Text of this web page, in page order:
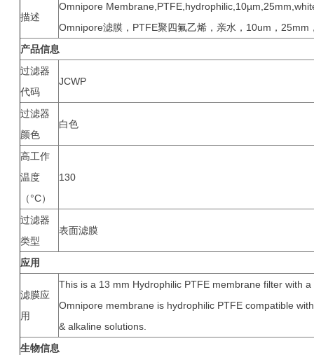
描述
Omnipore
Omnipore滤膜，PTFE聚四氟乙烯，亲水，10um，25mm
产品信息
过滤器
代码
JCWP
过滤器
颜色
白色
高工作
温度
（°C）
130
过滤器
类型
表面滤膜
应用
滤膜应
用
This is a 13 mm Hydrophilic PTFE membrane filter with
Omnipore membrane is hydrophilic PTFE compatible
& alkaline solutions.
生物信息